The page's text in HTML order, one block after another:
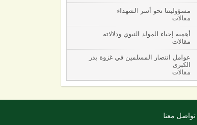
مسؤوليتنا نحو أسر الشهداء
مقالات
أهمية إحياء المولد النبوي ودلالاته
مقالات
عوامل انتصار المسلمين في غزوة بدر
الكبرى
مقالات
تواصل معنا